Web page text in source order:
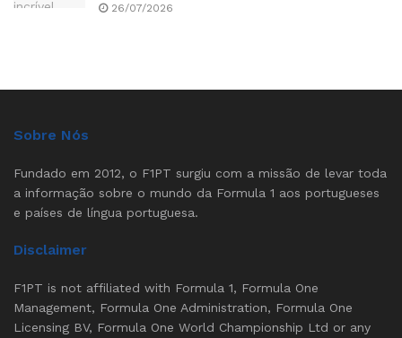
26/07/2026
Sobre Nós
Fundado em 2012, o F1PT surgiu com a missão de levar toda
a informação sobre o mundo da Formula 1 aos portugueses
e países de língua portuguesa.
Disclaimer
F1PT is not affiliated with Formula 1, Formula One
Management, Formula One Administration, Formula One
Licensing BV, Formula One World Championship Ltd or any